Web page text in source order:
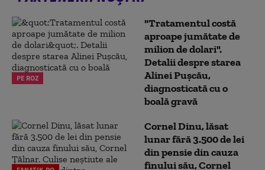
PE ROZ
"Tratamentul costă
aproape jumătate de
milion de dolari".
Detalii despre starea
Alinei Pușcău,
diagnosticată cu o
boală gravă
Cornel Dinu, lăsat
lunar fără 3.500 de lei
din pensie din cauza
finului său, Cornel